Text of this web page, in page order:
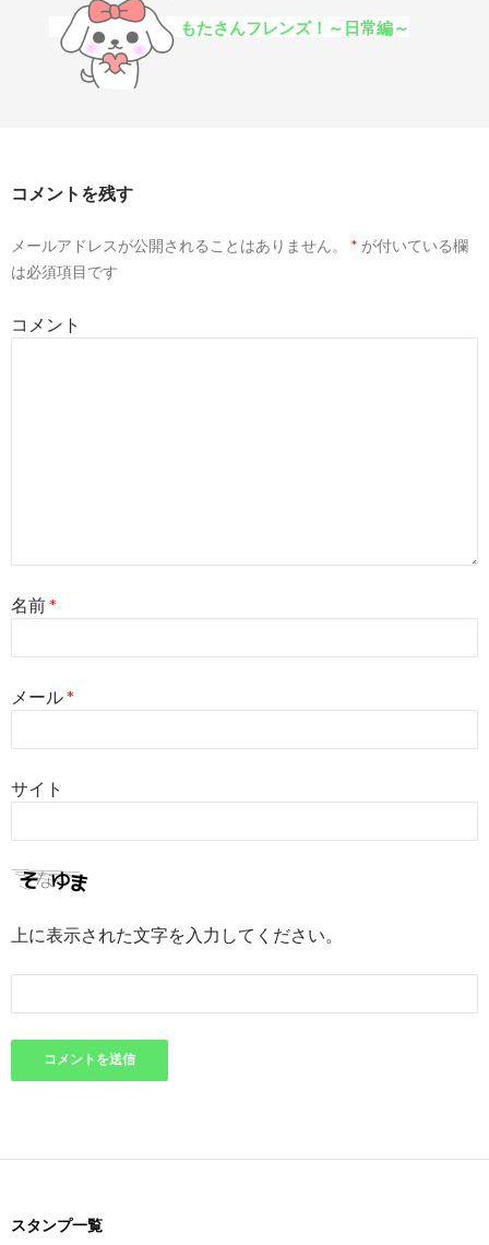
もたさんフレンズ！～日常編～
コメントを残す
メールアドレスが公開されることはありません。 * が付いている欄
は必須項目です
コメント
名前*
メール*
サイト
上に表示された文字を入力してください。
スタンプ一覧